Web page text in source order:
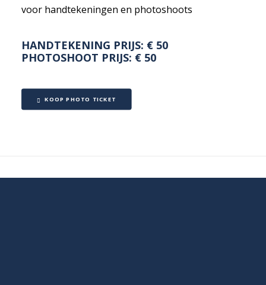
voor handtekeningen en photoshoots
HANDTEKENING PRIJS: € 50
PHOTOSHOOT PRIJS: € 50
KOOP PHOTO TICKET